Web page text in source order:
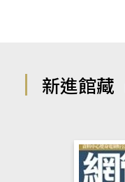
新進館藏